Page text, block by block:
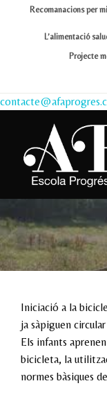
Recomanacions per
L’alimentació
Projecte
Iniciació a la
ja sàpiguen
Els infants
bicicleta, la
normes bàsiques